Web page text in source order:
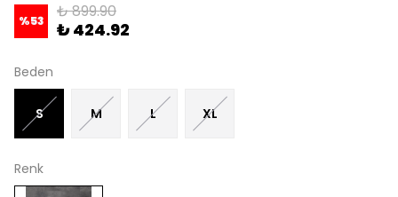
%53 ₺ 899.90
₺ 424.92
Beden
S M L XL
Renk